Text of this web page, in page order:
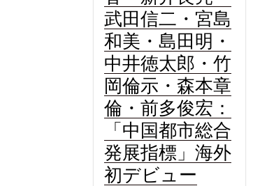
武田信二・宮島
和美・島田明・
中井徳太郎・竹
岡倫示・森本章
倫・前多俊宏：
「中国都市総合
発展指標」海外
初デビュー